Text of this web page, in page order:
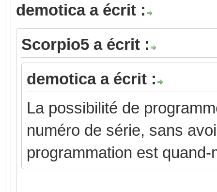
demotica a écrit :
Scorpio5 a écrit :
demotica a écrit :
La possibilité de
numéro de série, sans
programmation est